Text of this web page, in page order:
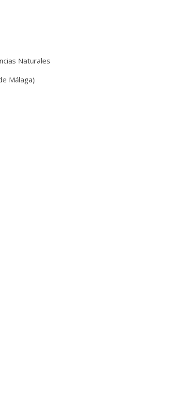
Naturales
Málaga)